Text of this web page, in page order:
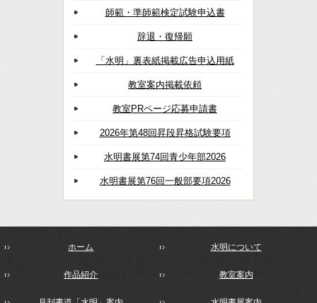
師範・準師範検定試験申込書
辞退・復帰願
「水明」裏表紙掲載広告申込用紙
教室案内掲載依頼
教室PRページ応募申請書
2026年第48回昇段昇格試験要項
水明書展第74回青少年部2026
水明書展第76回一般部要項2026
ホーム 水明について
作品紹介 教室案内